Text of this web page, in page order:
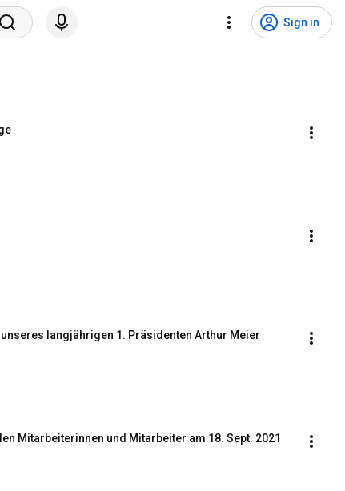
Sign in
langjährigen 1. Präsidenten Arthur Meier
Mitarbeiterinnen und Mitarbeiter am 18. Sept. 2021